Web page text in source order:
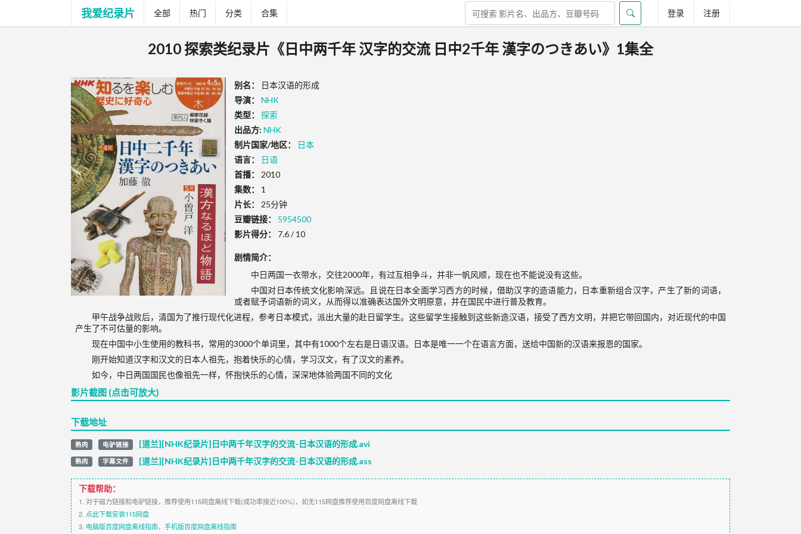
我爱纪录片 全部 热门 分类 合集 登录 注册
2010 探索类纪录片《日中两千年 汉字的交流 日中2千年 漢字のつきあい》1集全
别名：
日本汉语的形成
导演：
NHK
类型：
探索
出品方: NHK
制片国家/地区：
日本
语言：
日语
首播：
2010
集数：
1
片长：
25分钟
豆瓣链接：
5954500
影片得分：
7.6 / 10
剧情简介：
中日两国一衣带水，交往2000年，有过互相争斗，并非一帆风顺，现在也不能说没有这些。
中国对日本传统文化影响深远。且说在日本全面学习西方的时候，借助汉字的造语能力，日本重新组合汉字，产生了新的词语，
或者赋予词语新的词义，从而得以准确表达国外文明原意，并在国民中进行普及教育。
甲午战争战败后，清国为了推行现代化进程，参考日本模式，派出大量的赴日留学生。这些留学生接触到这些新造汉语，接受了西方文明，并把它带回国内，对近现代的中国
产生了不可估量的影响。
现在中国中小生使用的教科书，常用的3000个单词里，其中有1000个左右是日语汉语。日本是唯一一个在语言方面，送给中国新的汉语来报恩的国家。
刚开始知道汉字和汉文的日本人祖先，抱着快乐的心情，学习汉文，有了汉文的素养。
如今，中日两国国民也像祖先一样，怀抱快乐的心情，深深地体验两国不同的文化
影片截图 (点击可放大)
下载地址
熟肉 电驴链接 [道兰][NHK纪录片]日中两千年汉字的交流-日本汉语的形成.avi
熟肉 字幕文件 [道兰][NHK纪录片]日中两千年汉字的交流-日本汉语的形成.ass
下载帮助：
1. 对于磁力链接和电驴链接，推荐使用115网盘离线下载(成功率接近100%)，如无115网盘推荐使用百度网盘离线下载
2. 点此下载安装115网盘
3. 电脑版百度网盘离线指南， 手机版百度网盘离线指南